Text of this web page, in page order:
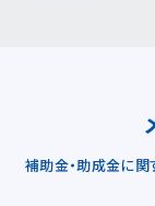
補助金・助成金に関